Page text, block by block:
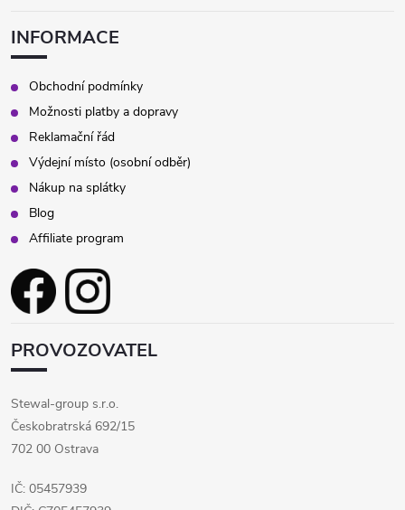
INFORMACE
Obchodní podmínky
Možnosti platby a dopravy
Reklamační řád
Výdejní místo (osobní odběr)
Nákup na splátky
Blog
Affiliate program
PROVOZOVATEL
Stewal-group s.r.o.
Českobratrská 692/15
702 00 Ostrava
IČ: 05457939